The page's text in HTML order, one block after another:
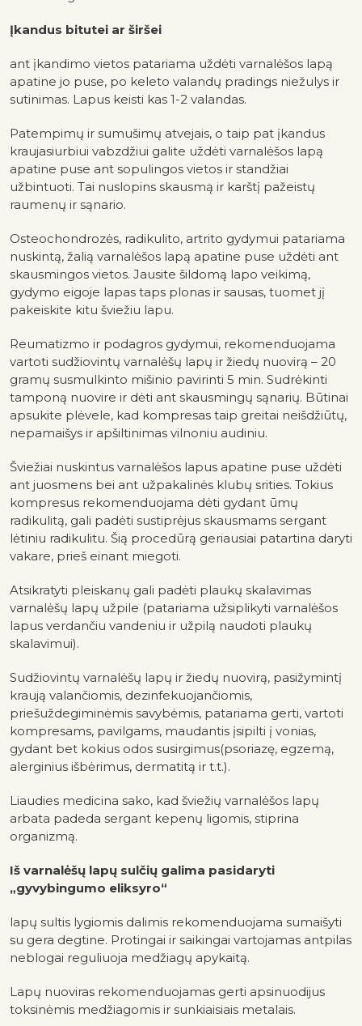
Įkandus bitutei ar širšei
ant įkandimo vietos patariama uždėti varnalėšos lapą
apatine jo puse, po keleto valandų pradings niežulys ir
sutinimas. Lapus keisti kas 1-2 valandas.
Patempimų ir sumušimų atvejais, o taip pat įkandus
kraujasiurbiui vabzdžiui galite uždėti varnalėšos lapą
apatine puse ant sopulingos vietos ir standžiai
užbintuoti. Tai nuslopins skausmą ir karštį pažeistų
raumenų ir sąnario.
Osteochondrozės, radikulito, artrito gydymui patariama
nuskintą, žalią varnalėšos lapą apatine puse uždėti ant
skausmingos vietos. Jausite šildomą lapo veikimą,
gydymo eigoje lapas taps plonas ir sausas, tuomet jį
pakeiskite kitu šviežiu lapu.
Reumatizmo ir podagros gydymui, rekomenduojama
vartoti sudžiovintų varnalėšų lapų ir žiedų nuovirą – 20
gramų susmulkinto mišinio pavirinti 5 min. Sudrėkinti
tamponą nuovire ir dėti ant skausmingų sąnarių. Būtinai
apsukite plėvele, kad kompresas taip greitai neišdžiūtų,
nepamaišys ir apšiltinimas vilnoniu audiniu.
Šviežiai nuskintus varnalėšos lapus apatine puse uždėti
ant juosmens bei ant užpakalinės klubų srities. Tokius
kompresus rekomenduojama dėti gydant ūmų
radikulitą, gali padėti sustiprėjus skausmams sergant
lėtiniu radikulitu. Šią procedūrą geriausiai patartina daryti
vakare, prieš einant miegoti.
Atsikratyti pleiskanų gali padėti plaukų skalavimas
varnalėšų lapų užpile (patariama užsiplikyti varnalėšos
lapus verdančiu vandeniu ir užpilą naudoti plaukų
skalavimui).
Sudžiovintų varnalėšų lapų ir žiedų nuovirą, pasižymintį
kraują valančiomis, dezinfekuojančiomis,
priešuždegiminėmis savybėmis, patariama gerti, vartoti
kompresams, pavilgams, maudantis įsipilti į vonias,
gydant bet kokius odos susirgimus(psoriazę, egzemą,
alerginius išbėrimus, dermatitą ir t.t.).
Liaudies medicina sako, kad šviežių varnalėšos lapų
arbata padeda sergant kepenų ligomis, stiprina
organizmą.
Iš varnalėšų lapų sulčių galima pasidaryti
„gyvybingumo eliksyro“
lapų sultis lygiomis dalimis rekomenduojama sumaišyti
su gera degtine. Protingai ir saikingai vartojamas antpilas
neblogai reguliuoja medžiagų apykaitą.
Lapų nuoviras rekomenduojamas gerti apsinuodijus
toksinėmis medžiagomis ir sunkiaisiais metalais.